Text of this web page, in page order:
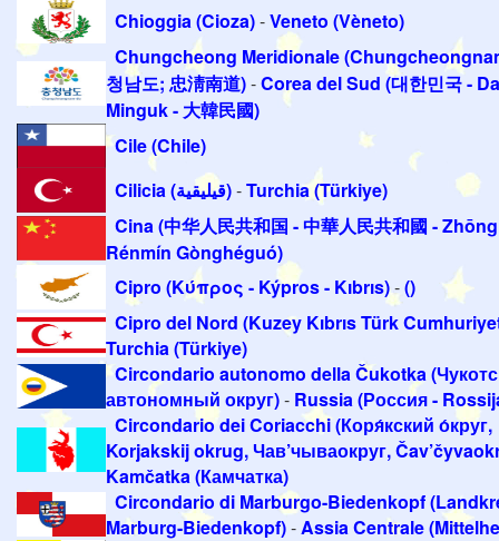
Chioggia (Cioza)-Veneto (Vèneto)
Chungcheong Meridionale
청남도; 忠淸南道)-Corea del Sud (대한민국 -
Minguk - 大韓民國)
Cile (Chile)
Cilicia (قيليقية)-Turchia (Türkiye)
Cina (中华人民共和国 - 中華人民共和國 -
Rénmín Gònghéguó)
Cipro (Κύπρος - Kýpros - Kıbrıs)-()
Cipro del Nord (Kuzey Kıbrıs Türk
Turchia (Türkiye)
Circondario autonomo della Čukotka
автономный округ)- Russia (Россия -
Circondario dei Coriacchi (Коря́кский о́круг,
Korjakskij okrug, Чав’чываокруг,
Kamčatka (Камчатка)
Circondario di Marburgo-Biedenkopf
Marburg-Biedenkopf)-Assia Centrale